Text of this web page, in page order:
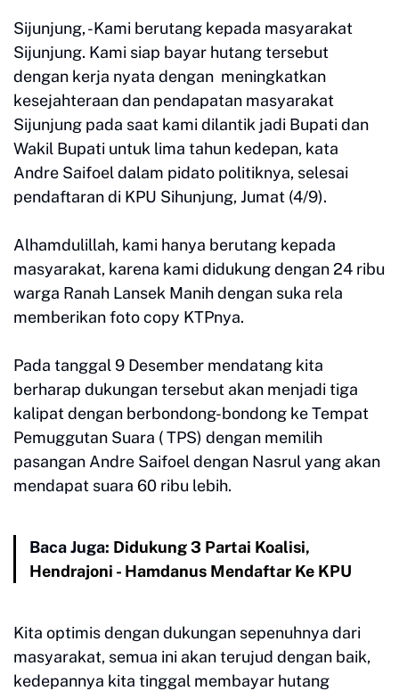
Sijunjung, -Kami berutang kepada masyarakat
Sijunjung. Kami siap bayar hutang tersebut
dengan kerja nyata dengan meningkatkan
kesejahteraan dan pendapatan masyarakat
Sijunjung pada saat kami dilantik jadi Bupati dan
Wakil Bupati untuk lima tahun kedepan, kata
Andre Saifoel dalam pidato politiknya, selesai
pendaftaran di KPU Sihunjung, Jumat (4/9).
Alhamdulillah, kami hanya berutang kepada
masyarakat, karena kami didukung dengan 24 ribu
warga Ranah Lansek Manih dengan suka rela
memberikan foto copy KTPnya.
Pada tanggal 9 Desember mendatang kita
berharap dukungan tersebut akan menjadi tiga
kalipat dengan berbondong-bondong ke Tempat
Pemuggutan Suara ( TPS) dengan memilih
pasangan Andre Saifoel dengan Nasrul yang akan
mendapat suara 60 ribu lebih.
Baca Juga: Didukung 3 Partai Koalisi,
Hendrajoni - Hamdanus Mendaftar Ke KPU
Kita optimis dengan dukungan sepenuhnya dari
masyarakat, semua ini akan terujud dengan baik,
kedepannya kita tinggal membayar hutang